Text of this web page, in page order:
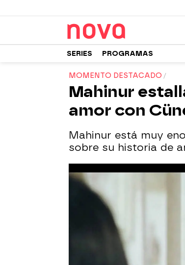
SERIES PROGRAMAS
MOMENTO DESTACADO
Mahinur
amor con
Mahinur está muy
sobre su historia de